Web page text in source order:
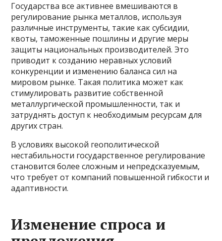
Государства все активнее вмешиваются в
регулирование рынка металлов, используя
различные инструменты, такие как субсидии,
квоты, таможенные пошлины и другие меры
защиты национальных производителей. Это
приводит к созданию неравных условий
конкуренции и изменению баланса сил на
мировом рынке. Такая политика может как
стимулировать развитие собственной
металлургической промышленности, так и
затруднять доступ к необходимым ресурсам для
других стран.
В условиях высокой геополитической
нестабильности государственное регулирование
становится более сложным и непредсказуемым,
что требует от компаний повышенной гибкости и
адаптивности.
Изменение спроса и